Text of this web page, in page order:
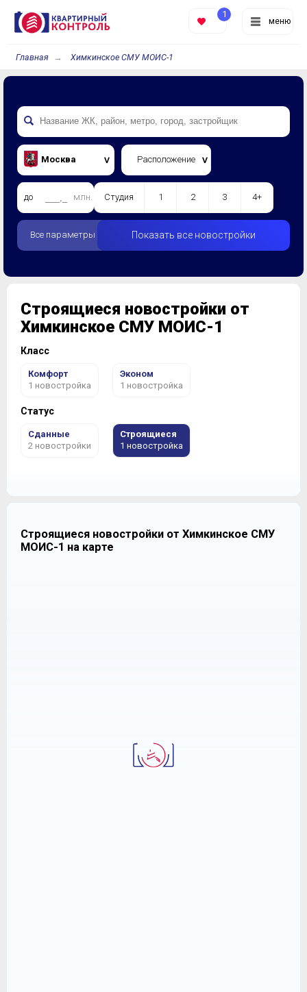
меню
1
Главная Химкинское СМУ МОИС-1
Москва Расположение
до млн. Студия 1 2 3 4+
Все параметры Показать все новостройки
Строящиеся новостройки от
Химкинское СМУ МОИС-1
Класс
Комфорт
1 новостройка
Эконом
1 новостройка
Статус
Сданные
2 новостройки
Строящиеся
1 новостройка
Строящиеся новостройки от Химкинское СМУ
МОИС-1 на карте